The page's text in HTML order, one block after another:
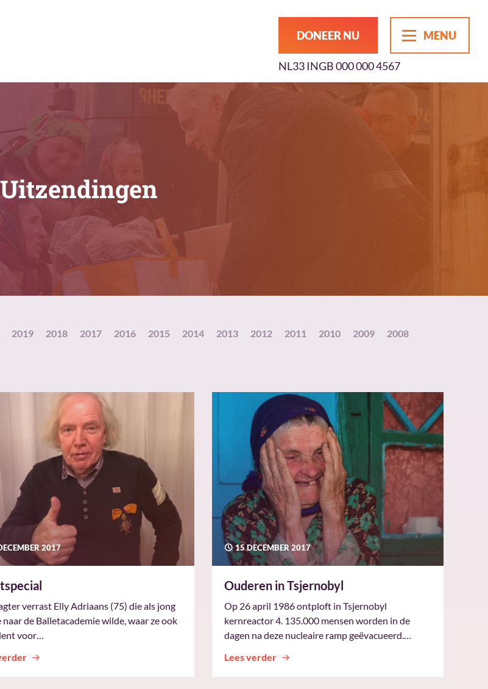
MENU
DONEER NU
NL33 INGB 000 000 4567
Uitzendingen
2019 2018 2017 2016 2015 2014 2013 2012 2011 2010 2009
2008
2017
verrast Elly Adriaans (75) die als jong
naar de Balletacademie wilde, waar ze ook
voor…
15 DECEMBER 2017
Ouderen in Tsjernobyl
Op 26 april 1986 ontploft in Tsjernobyl
kernreactor 4. 135.000 mensen worden in de
dagen na deze nucleaire ramp geëvacueerd.…
Lees verder